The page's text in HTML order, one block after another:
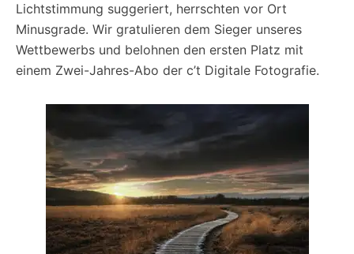
Lichtstimmung suggeriert, herrschten vor Ort
Minusgrade. Wir gratulieren dem Sieger unseres
Wettbewerbs und belohnen den ersten Platz mit
einem Zwei-Jahres-Abo der c’t Digitale Fotografie.